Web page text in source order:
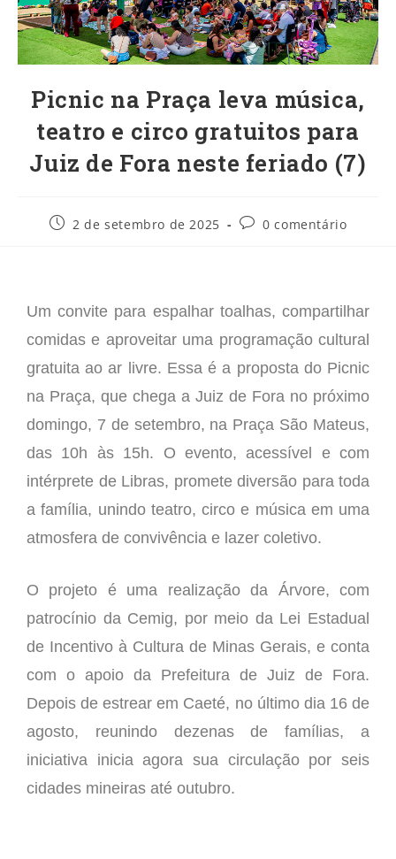
Picnic na Praça leva música,
teatro e circo gratuitos para
Juiz de Fora neste feriado (7)
2 de setembro de 2025 0 comentário
Um convite para espalhar toalhas, compartilhar
comidas e aproveitar uma programação cultural
gratuita ao ar livre. Essa é a proposta do Picnic
na Praça, que chega a Juiz de Fora no próximo
domingo, 7 de setembro, na Praça São Mateus,
das 10h às 15h. O evento, acessível e com
intérprete de Libras, promete diversão para toda
a família, unindo teatro, circo e música em uma
atmosfera de convivência e lazer coletivo.
O projeto é uma realização da Árvore, com
patrocínio da Cemig, por meio da Lei Estadual
de Incentivo à Cultura de Minas Gerais, e conta
com o apoio da Prefeitura de Juiz de Fora.
Depois de estrear em Caeté, no último dia 16 de
agosto, reunindo dezenas de famílias, a
iniciativa inicia agora sua circulação por seis
cidades mineiras até outubro.